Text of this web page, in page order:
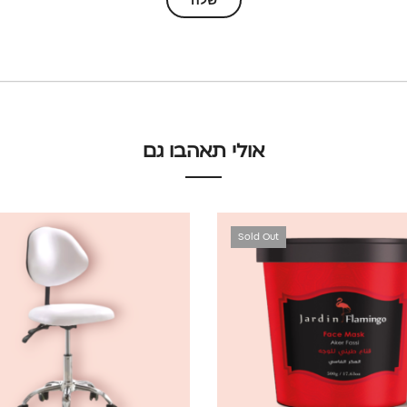
אולי תאהבו גם
Sold Out